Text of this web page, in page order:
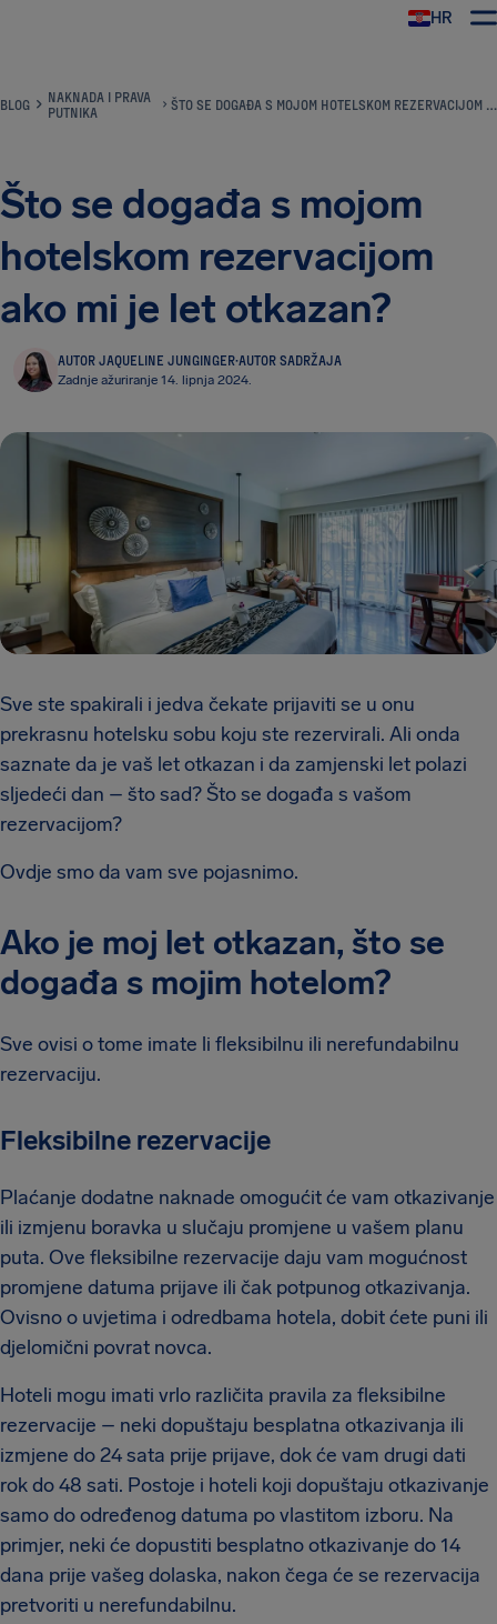
HR
BLOG
NAKNADA I PRAVA
PUTNIKA
ŠTO SE DOGAĐA S MOJOM HOTELSKOM REZERVACIJOM AKO MI JE LET OTKAZAN?
Što se događa s mojom
hotelskom rezervacijom
ako mi je let otkazan?
AUTOR JAQUELINE JUNGINGER·AUTOR SADRŽAJA
Zadnje ažuriranje 14. lipnja 2024.
Sve ste spakirali i jedva čekate prijaviti se u onu
prekrasnu hotelsku sobu koju ste rezervirali. Ali onda
saznate da je vaš let otkazan i da zamjenski let polazi
sljedeći dan – što sad? Što se događa s vašom
rezervacijom?
Ovdje smo da vam sve pojasnimo.
Ako je moj let otkazan, što se
događa s mojim hotelom?
Sve ovisi o tome imate li fleksibilnu ili nerefundabilnu
rezervaciju.
Fleksibilne rezervacije
Plaćanje dodatne naknade omogućit će vam otkazivanje
ili izmjenu boravka u slučaju promjene u vašem planu
puta. Ove fleksibilne rezervacije daju vam mogućnost
promjene datuma prijave ili čak potpunog otkazivanja.
Ovisno o uvjetima i odredbama hotela, dobit ćete puni ili
djelomični povrat novca.
Hoteli mogu imati vrlo različita pravila za fleksibilne
rezervacije – neki dopuštaju besplatna otkazivanja ili
izmjene do 24 sata prije prijave, dok će vam drugi dati
rok do 48 sati. Postoje i hoteli koji dopuštaju otkazivanje
samo do određenog datuma po vlastitom izboru. Na
primjer, neki će dopustiti besplatno otkazivanje do 14
dana prije vašeg dolaska, nakon čega će se rezervacija
pretvoriti u nerefundabilnu.